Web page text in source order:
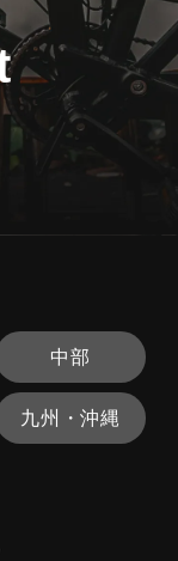
中部
九州・沖縄